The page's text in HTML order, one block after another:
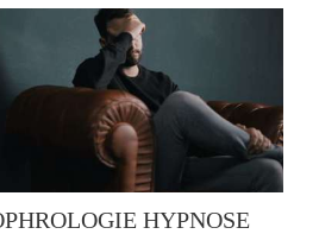
HYPNOSE